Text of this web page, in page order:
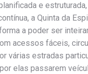
e
a Quinta da
a poder ser
acessos fáceis,
várias estradas
elas passarem